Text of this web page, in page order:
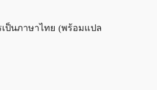
เป็นภาษาไทย (พร้อมแปล